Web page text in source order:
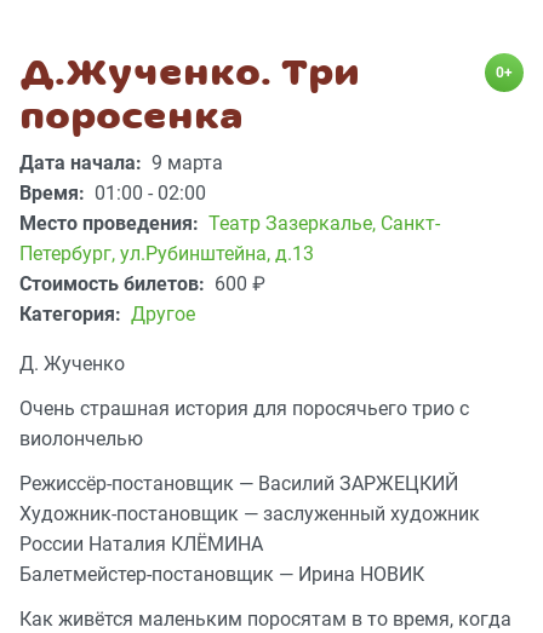
Д.Жученко. Три
поросенка
0+
Дата начала: 9 марта
Время: 01:00 - 02:00
Место проведения: Театр Зазеркалье, Санкт-
Петербург, ул.Рубинштейна, д.13
Стоимость билетов: 600 ₽
Категория: Другое
Д. Жученко
Очень страшная история для поросячьего трио с
виолончелью
Режиссёр-постановщик — Василий ЗАРЖЕЦКИЙ
Художник-постановщик — заслуженный художник
России Наталия КЛЁМИНА
Балетмейстер-постановщик — Ирина НОВИК
Как живётся маленьким поросятам в то время, когда